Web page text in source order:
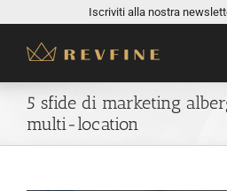
content
Iscriviti alla nostra
5 sfide di marketing
multi-location